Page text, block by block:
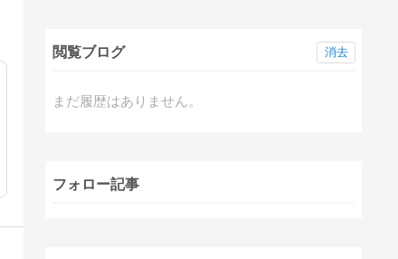
閲覧ブログ
まだ履歴はありません。
消去
フォロー記事